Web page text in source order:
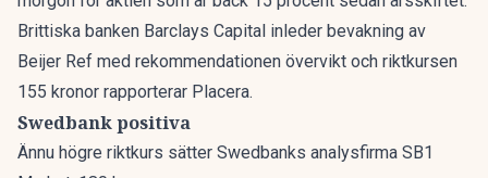
Brittiska banken Barclays Capital inleder bevakning av
Beijer Ref med rekommendationen övervikt och riktkursen
155 kronor rapporterar Placera.
Swedbank positiva
Ännu högre riktkurs sätter Swedbanks analysfirma SB1